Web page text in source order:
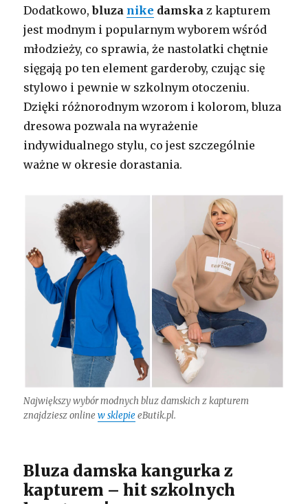
Dodatkowo,bluza nike damska z kapturem
jest modnym i popularnym wyborem wśród
młodzieży, co sprawia, że nastolatki chętnie
sięgają po ten element garderoby, czując się
stylowo i pewnie w szkolnym otoczeniu.
Dzięki różnorodnym wzorom i kolorom, bluza
dresowa pozwala na wyrażenie
indywidualnego stylu, co jest szczególnie
ważne w okresie dorastania.
Największy wybór modnych bluz damskich z kapturem
znajdziesz onlinew sklepieeButik.pl.
Bluza damska kangurka z
kapturem – hit szkolnych